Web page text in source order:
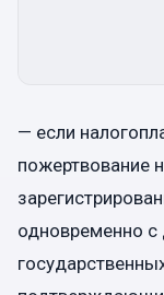
— если
пожертвование
одновременно с